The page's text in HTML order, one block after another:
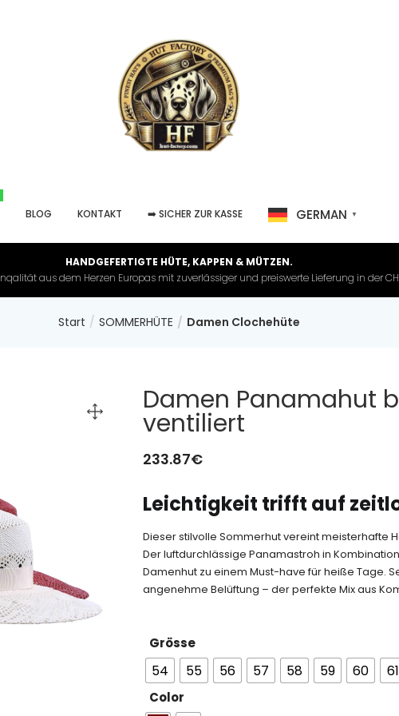
BLOG KONTAKT ➡️ SICHER ZUR KASSE GERMAN ▼
HANDGEFERTIGTE HÜTE, KAPPEN & MÜTZEN.
aus dem Herzen Europas mit zuverlässiger und preiswerte Lieferung in der CH,
Start SOMMERHÜTE Damen Clochehüte
Damen Panamahut
ventiliert
233.87€
Leichtigkeit trifft auf
Dieser stilvolle Sommerhut vereint meisterhafte
Der luftdurchlässige Panamastroh in
Damenhut zu einem Must-have für heiße Tage.
angenehme Belüftung – der perfekte Mix aus
Grösse
54 55 56 57 58 59 60 61
Color